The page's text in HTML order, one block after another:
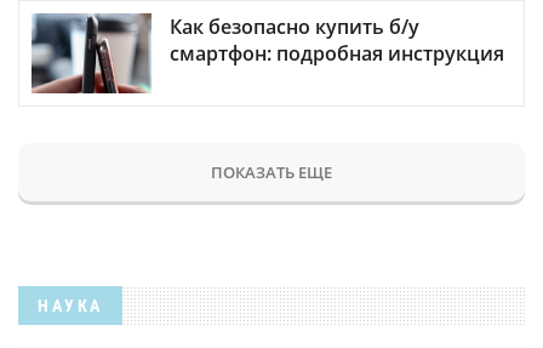
Как безопасно купить б/у
смартфон: подробная инструкция
ПОКАЗАТЬ ЕЩЕ
НАУКА